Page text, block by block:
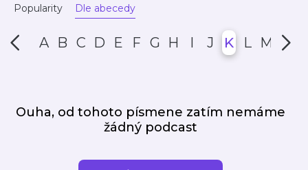
Popularity Dle abecedy
A B C D E F G H I J K L M N
Ouha, od tohoto písmene zatím nemáme
žádný podcast